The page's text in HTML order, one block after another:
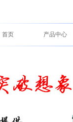
首页 产品中心